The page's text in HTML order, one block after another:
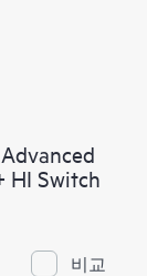
HI Switch
비교